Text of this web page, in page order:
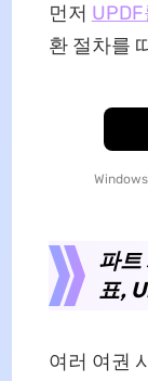
먼저
환 절차를
파트
표,
여러 여권